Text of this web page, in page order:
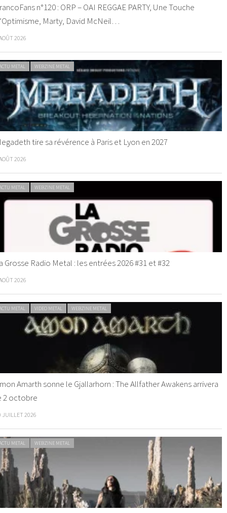
n°120 : ORP – OAI REGGAE PARTY, Une Touche
Marty, David McNeil…
2026
METAL WEBZINE METAL
tire sa révérence à Paris et Lyon en 2027
2026
METAL WEBZINE METAL
Grosse Radio Metal : les entrées 2026 #31 et #32
2026
METAL VIDEO METAL WEBZINE METAL
Amarth sonne le Gjallarhorn : The Allfather Awakens arrivera
2 octobre
JUILLET 2026
METAL WEBZINE METAL